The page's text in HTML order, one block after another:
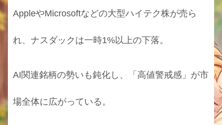
AppleやMicrosoftなどの大型ハイテク株が売ら
れ、ナスダックは一時1%以上の下落。
AI関連銘柄の勢いも鈍化し、「高値警戒感」が市
場全体に広がっている。